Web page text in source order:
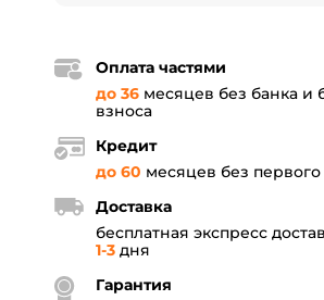
Оплата частями
до 36 месяцев без банка и
взноса
Кредит
до 60 месяцев без первого
Доставка
бесплатная экспресс
1-3 дня
Гарантия